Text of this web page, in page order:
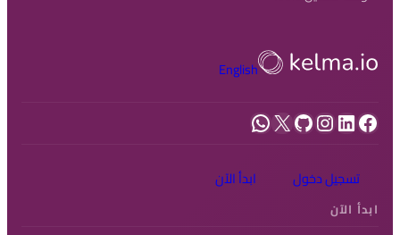
English
فيسبوك لينكد إن إنستجرام جيت هاب إكسواتساب
تسجيل دخول ابدأ الآن
ابدأ الآن